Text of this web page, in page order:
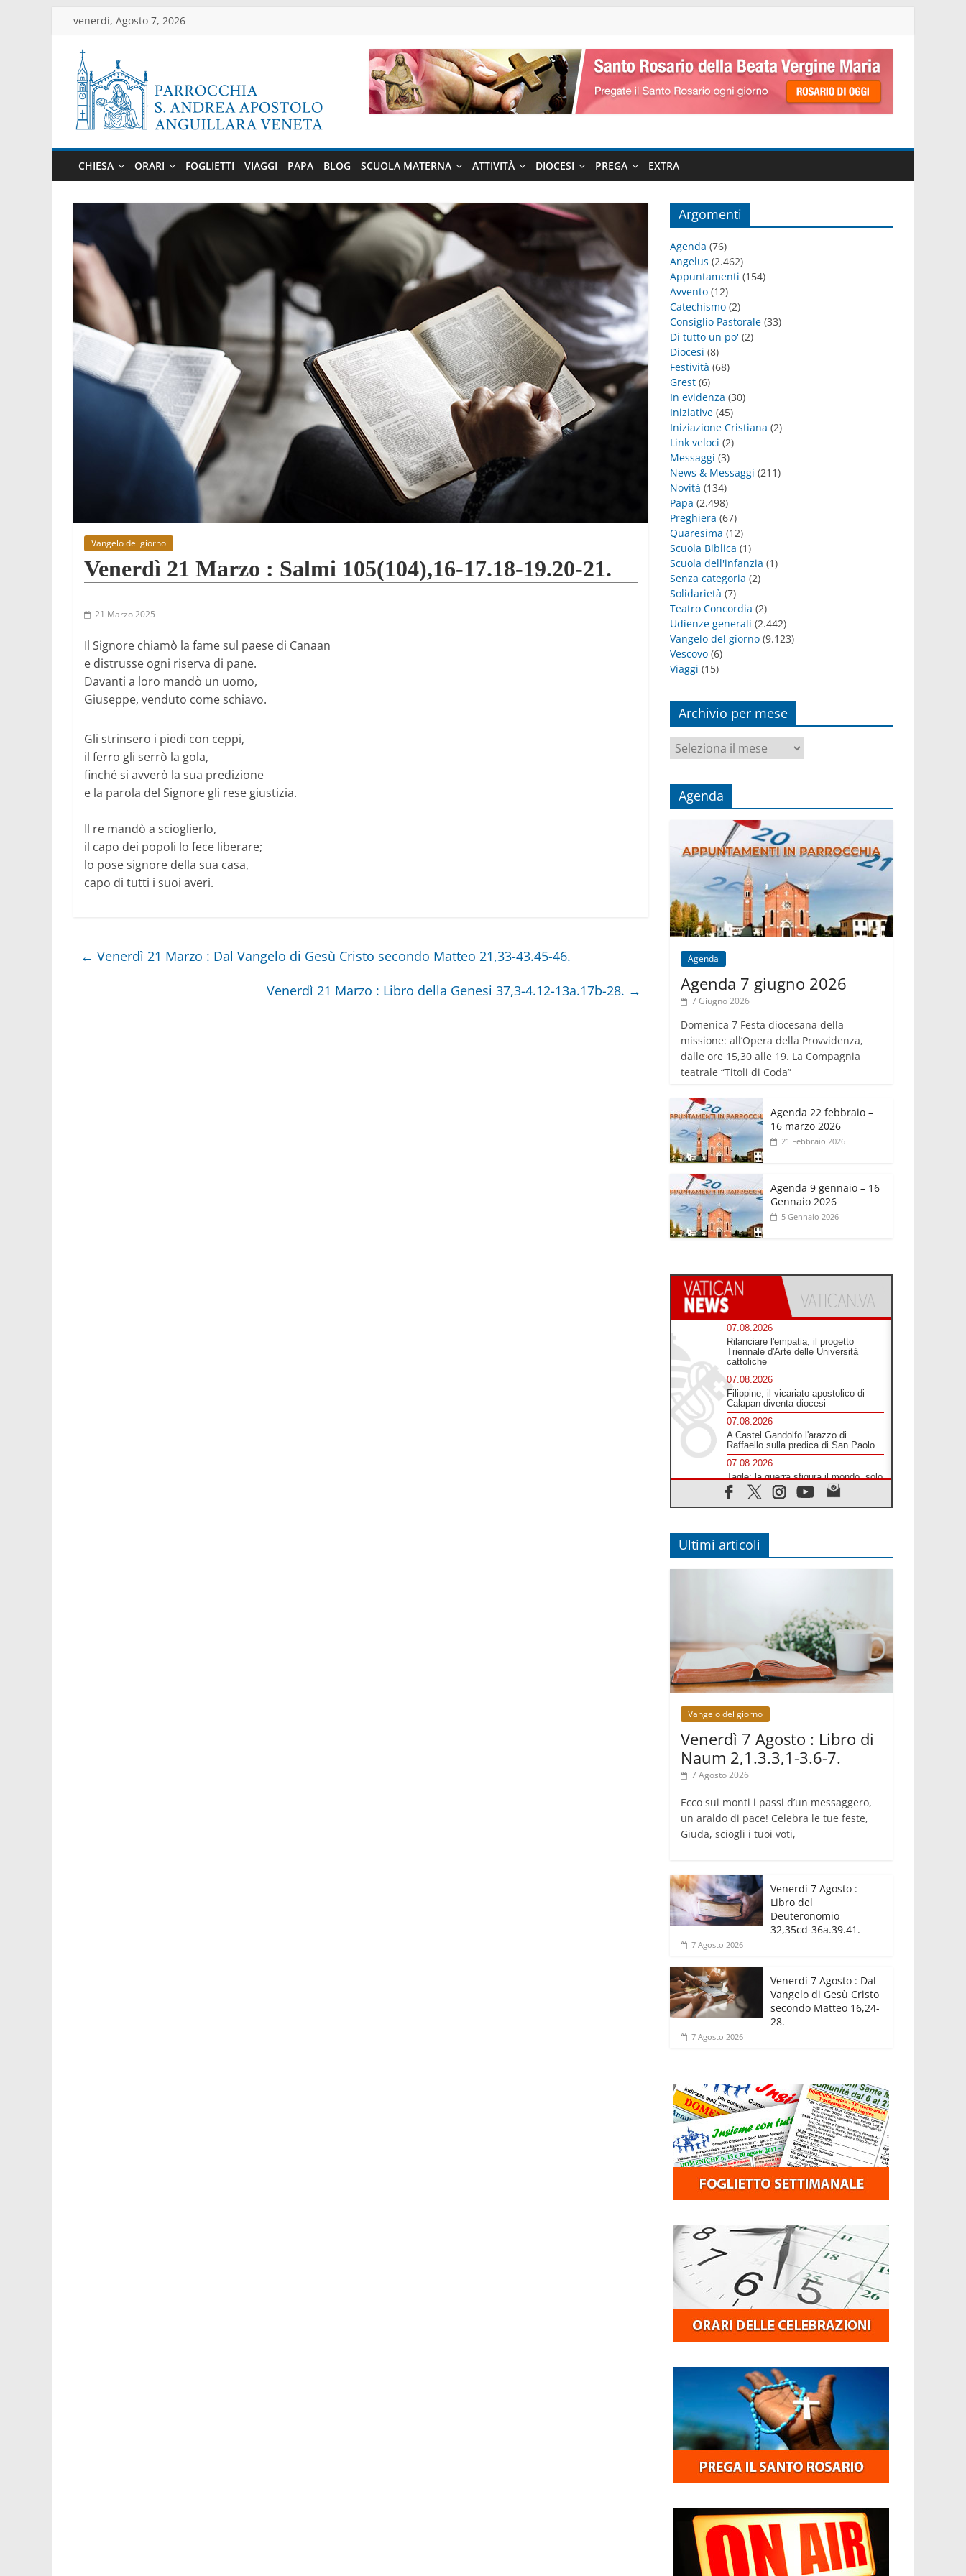
Salta
contenuto
venerdì, Agosto 7, 2026
Parrocchia
di
Anguillara
Veneta
Sito
ufficiale
della
parrocchia
CHIESA ORARI FOGLIETTI VIAGGI PAPA BLOG SCUOLA MATERNA ATTIVITÀ DIOCESI PREGA EXTRA
Vangelo del giorno
Venerdì 21 Marzo : Salmi 105(104),16-17.18-19.20-21.
21 Marzo 2025
Il Signore chiamò la fame sul paese di Canaan
e distrusse ogni riserva di pane.
Davanti a loro mandò un uomo,
Giuseppe, venduto come schiavo.
Gli strinsero i piedi con ceppi,
il ferro gli serrò la gola,
finché si avverò la sua predizione
e la parola del Signore gli rese giustizia.
Il re mandò a scioglierlo,
il capo dei popoli lo fece liberare;
lo pose signore della sua casa,
capo di tutti i suoi averi.
← Venerdì 21 Marzo : Dal Vangelo di Gesù Cristo secondo Matteo 21,33-43.45-46.
Venerdì 21 Marzo : Libro della Genesi 37,3-4.12-13a.17b-28. →
Argomenti
Agenda (76)
Angelus (2.462)
Appuntamenti (154)
Avvento (12)
Catechismo (2)
Consiglio Pastorale (33)
Di tutto un po' (2)
Diocesi (8)
Festività (68)
Grest (6)
In evidenza (30)
Iniziative (45)
Iniziazione Cristiana (2)
Link veloci (2)
Messaggi (3)
News & Messaggi (211)
Novità (134)
Papa (2.498)
Preghiera (67)
Quaresima (12)
Scuola Biblica (1)
Scuola dell'infanzia (1)
Senza categoria (2)
Solidarietà (7)
Teatro Concordia (2)
Udienze generali (2.442)
Vangelo del giorno (9.123)
Vescovo (6)
Viaggi (15)
Archivio per mese
Archivio
per
Agenda
Agenda
Agenda 7 giugno 2026
7 Giugno 2026
Domenica 7 Festa diocesana della
missione: all’Opera della Provvidenza,
dalle ore 15,30 alle 19. La Compagnia
teatrale “Titoli di Coda”
Agenda 22 febbraio –
16 marzo 2026
21 Febbraio 2026
Agenda 9 gennaio – 16
Gennaio 2026
5 Gennaio 2026
07.08.2026
Rilanciare l'empatia, il progetto
Triennale d'Arte delle Università
cattoliche
07.08.2026
Filippine, il vicariato apostolico di
Calapan diventa diocesi
07.08.2026
A Castel Gandolfo l'arazzo di
Raffaello sulla predica di San Paolo
07.08.2026
Tagle: la guerra sfigura il mondo, solo
la rivelazione di Dio lo trasfigura
07.08.2026
07.08.2026
SIGNIS 2026, dare voce alle religiose
cattoliche nello spazio pubblico
crisi dimenticata
Italia, Antigone: carceri al limite della
sopravvivenza per caldo e
sovraffollamento
07.08.2026
Parolin conclude il viaggio in
Messico: "La pace inizia con
l'empatia per il dolore altrui"
07.08.2026
Uruguay, il presidente dei vescovi: la
visita del Papa dono per tutto il
Paese
Ultimi articoli
Vangelo del giorno
Venerdì 7 Agosto : Libro di
Naum 2,1.3.3,1-3.6-7.
7 Agosto 2026
Ecco sui monti i passi d’un messaggero,
un araldo di pace! Celebra le tue feste,
Giuda, sciogli i tuoi voti,
Venerdì 7 Agosto :
Libro del
Deuteronomio
32,35cd-36a.39.41.
7 Agosto 2026
Venerdì 7 Agosto : Dal
Vangelo di Gesù Cristo
secondo Matteo 16,24-
28.
7 Agosto 2026